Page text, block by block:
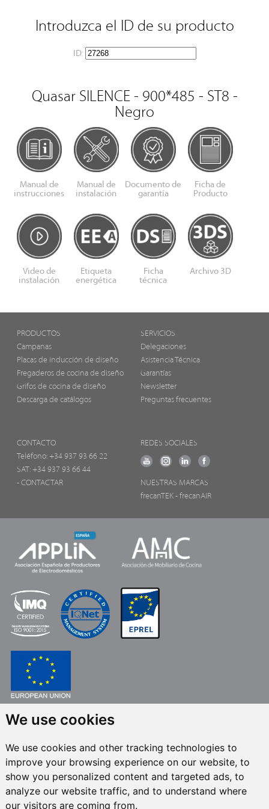
We use cookies
We use cookies and other tracking technologies to
improve your browsing experience on our website, to
show you personalized content and targeted ads, to
analyze our website traffic, and to understand where
our visitors are coming from.
Introduzca el ID de su producto
ID:
Quasar SILENCE - 900*485 - ST8 -
Negro
Manual de
instrucciones
Manual de
instalación
Documento de
garantía
Ficha de
Producto
Video de
instalación
Etiqueta
energética
Ficha
técnica
Archivo 3D
PRODUCTOS
Campanas
Placas de inducción de diseño
Fregaderos de cocina de diseño
Grifos de cocina de diseño
Descarga de catálogos
SERVICIOS
Delegaciones
Asistencia Técnica
Garantías
Newsletter
Preguntas frecuentes
CONTACTO
Teléfono: +34 937 93 66 22
SAT: +34 937 93 66 44
- CONTACTAR
REDES SOCIALES
NUESTRAS MARCAS
frecanTEK - frecanAIR
FONDO EUROPEO DE DESARROLLO REGIONAL
FRECAN S.L.U.en el marco del Programa ICEX Next, ha contado con el apoyo
de ICEX y con la cofinanciación del fondo europeo FEDER. La finalidad de
este apoyo es contribuir al desarrollo internacional de la empresa y de su
entorno.